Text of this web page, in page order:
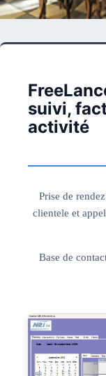
suivi,
activité
Prise de
clientele et
Base de